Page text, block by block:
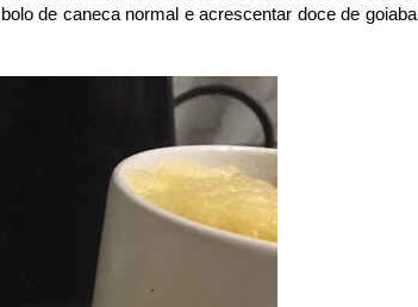
de caneca normal e acrescentar doce de goiaba